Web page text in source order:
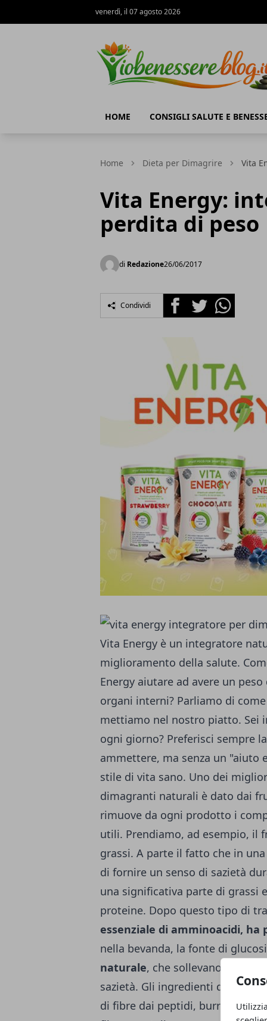
venerdì, il 07 agosto 2026
HOME CONSIGLI SALUTE E
Home Dieta per Dimagrire Vita
Vita Energy:
perdita di peso
di Redazione26/06/2017
Condividi FacebookTwitterWhatsapp
Vita Energy è un integratore
miglioramento della salute.
Energy aiutare ad avere un
organi interni? Parliamo di
mettiamo nel nostro piatto. Sei
ogni giorno? Preferisci sempre
ammettere, ma senza un
stile di vita sano. Uno dei
dimagranti naturali è dato dai
rimuove da ogni prodotto i
utili. Prendiamo, ad esempio, il
grassi. A parte il fatto che in
di fornire un senso di sazietà
una significativa parte di grassi
proteine. Dopo questo tipo di
essenziale di amminoacidi, ha
nella bevanda, la fonte di
naturale, che sollevano dal
sazietà. Gli ingredienti del
di fibre dai peptidi, burro di